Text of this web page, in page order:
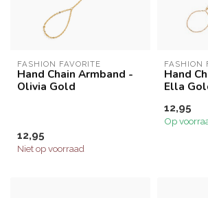
FASHION FAVORITE
Hand Chain Armband -
Olivia Gold
12,95
Niet op voorraad
FASHION
Hand
Ella
12,95
Op